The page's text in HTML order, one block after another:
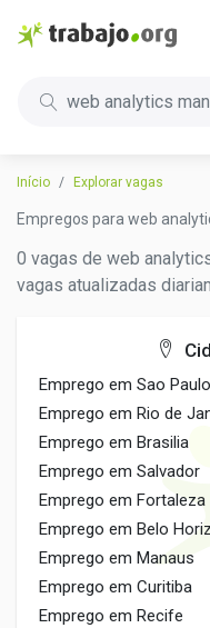
web analytics
Início Explorar vagas
Empregos para web
0 vagas de web
vagas atualizadas
Emprego em Sao Paulo
Emprego em Rio de
Emprego em Brasilia
Emprego em Salvador
Emprego em Fortaleza
Emprego em Belo
Emprego em Manaus
Emprego em Curitiba
Emprego em Recife